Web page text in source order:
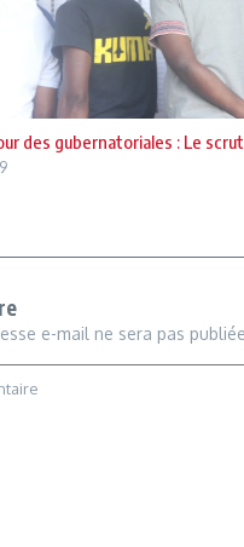
des gubernatoriales : Le
e-mail ne sera pas